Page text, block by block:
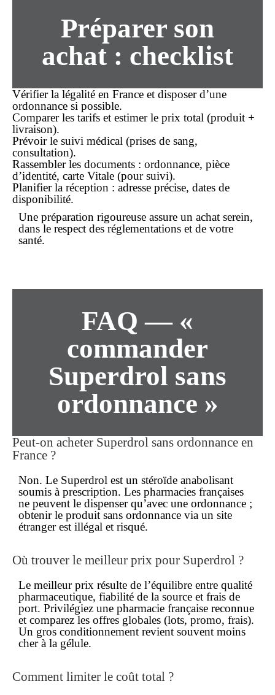
Préparer son
achat : checklist
Vérifier la légalité en France et disposer d’une
ordonnance si possible.
Comparer les tarifs et estimerle prix total (produit +
livraison).
Prévoir le suivi médical (prises de sang,
consultation).
Rassembler les documents : ordonnance, pièce
d’identité, carte Vitale (pour suivi).
Planifier la réception : adresse précise, dates de
disponibilité.
Une préparation rigoureuse assure un achat serein,
dans le respect des réglementations et de votre
santé.
FAQ — «
commander
Superdrol sans
ordonnance »
Peut-on acheter Superdrol sans ordonnance en
France ?
Non. Le Superdrol est un stéroïde anabolisant
soumis à prescription. Les pharmacies françaises
ne peuvent le dispenser qu’avec une ordonnance ;
obtenir le produit sans ordonnance via un site
étranger est illégal et risqué.
Où trouver le meilleur prix pour Superdrol ?
Le meilleur prix résulte de l’équilibre entre qualité
pharmaceutique, fiabilité de la source et frais de
port. Privilégiez une pharmacie française reconnue
et comparez les offres globales (lots, promo, frais).
Un gros conditionnement revient souvent moins
cherà la gélule.
Comment limiter le coût total ?